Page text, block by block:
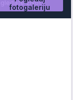
fotogaleriju
život